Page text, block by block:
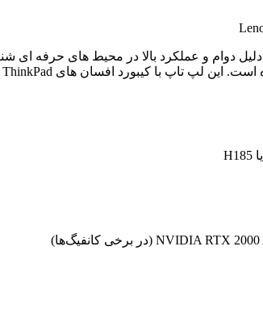
دلیل دوام و عملکرد بالا در محیط‌ های حرفه ای
این لپ تاپ با کیبورد افسان های ThinkPad
یا 185 H
NVIDIA RTX 2000 (در برخی کانفیگ‌ها)